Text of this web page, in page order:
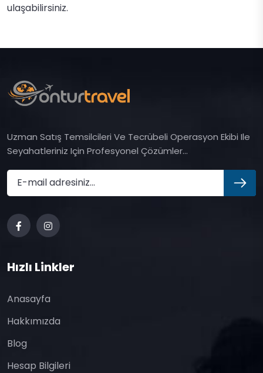
ulaşabilirsiniz.
Uzman Satış Temsilcileri Ve Tecrübeli Operasyon Ekibi Ile
Seyahatleriniz Için Profesyonel Çözümler...
Hızlı Linkler
Anasayfa
Hakkımızda
Blog
Hesap Bilgileri